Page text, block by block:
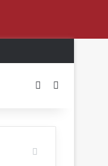
Switch skin